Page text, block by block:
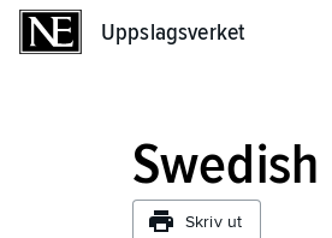
Uppslagsverket
Swedish
Skriv ut